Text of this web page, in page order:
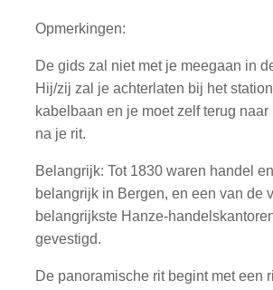
Opmerkingen:
De gids zal niet met je meegaan in
Hij/zij zal je achterlaten bij het
kabelbaan en je moet zelf terug
na je rit.
Belangrijk: Tot 1830 waren handel
belangrijk in Bergen, en een van de
belangrijkste Hanze-
gevestigd.
De panoramische rit begint met een